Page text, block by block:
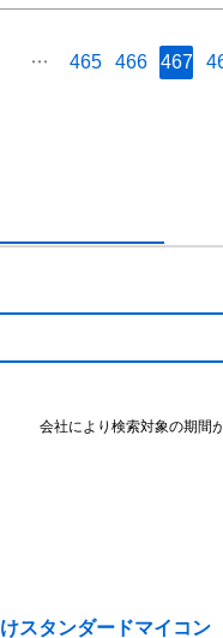
465 466 467
会社により検索対象の期間
スタンダードマイコ